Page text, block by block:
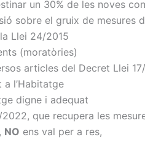
un 30% de les noves
sobre el gruix de mesures
Llei 24/2015
(moratòries)
articles del Decret Llei
l’Habitatge
digne i adequat
que recupera les
NO ens val per a res,